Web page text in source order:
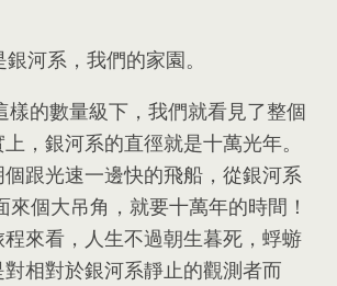
銀河系 ， 我們的家園。
樣的數量級下 ， 我們就看見了整個
， 銀河系的直徑就是十萬光年。
跟光速一邊快的飛船 ， 從銀河系
來個大吊角 ， 就要十萬年的時間！
來看 ， 人生不過朝生暮死 ， 蜉蝣
相對於銀河系靜止的觀測者而